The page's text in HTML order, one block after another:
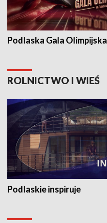
Podlaska Gala Olimpijska
ROLNICTWO I WIEŚ
Podlaskie inspiruje